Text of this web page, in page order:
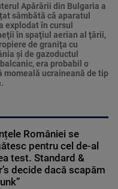
Apărării din Bulgaria a
sâmbătă că aparatul
explodat în cursul
în spaţiul aerian al ţării,
de graniţa cu
şi de gazoductul
era probabil o
momeală ucraineană de tip
României se
pentru cel de-al
test. Standard &
decide dacă scapăm